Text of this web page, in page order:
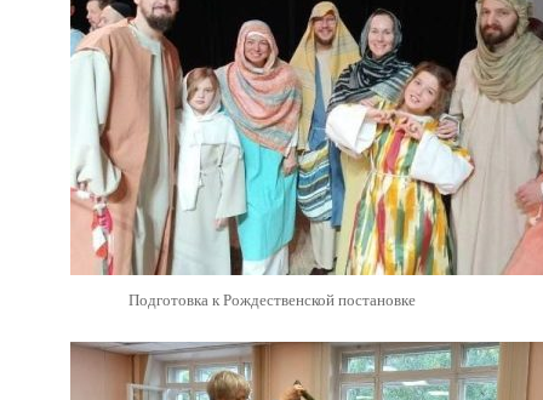
Подготовка к Рождественской постановке